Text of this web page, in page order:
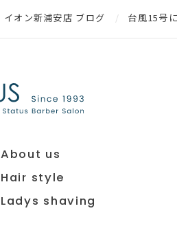
イオン新浦安店 ブログ 台風15号
About us
Hair style
Ladys shaving